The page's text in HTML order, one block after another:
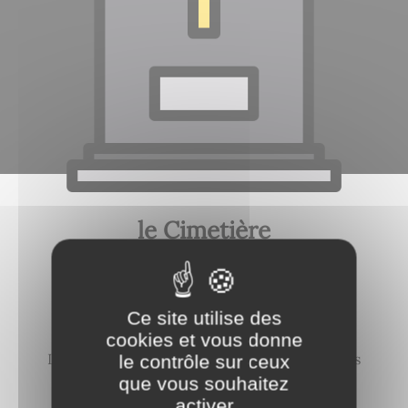
le Cimetière
Le cimetière de Beines dispose d'un espace
cinéraire (cavurnes, columbarium, jardin du
Souvenir).
Les horaires d’ouverture du cimetière sont les
suivants :
Ce site utilise des
cookies et vous donne
le contrôle sur ceux
que vous souhaitez